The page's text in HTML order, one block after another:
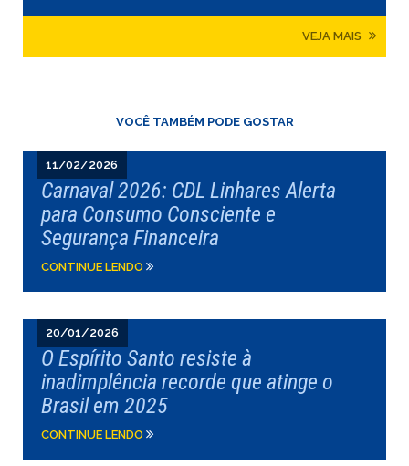
VEJA MAIS
VOCÊ TAMBÉM PODE GOSTAR
11/02/2026
Carnaval 2026: CDL Linhares Alerta
para Consumo Consciente e
Segurança Financeira
CONTINUE LENDO
20/01/2026
O Espírito Santo resiste à
inadimplência recorde que atinge o
Brasil em 2025
CONTINUE LENDO